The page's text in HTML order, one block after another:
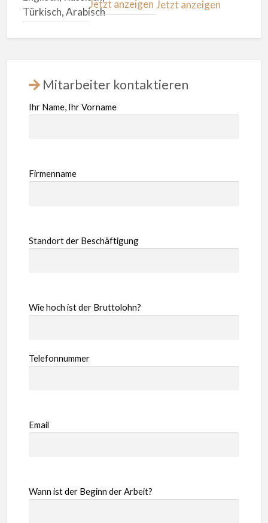
Türkisch, Arabisch
Jetzt anzeigen Jetzt anzeigen
Mitarbeiter kontaktieren
Ihr Name, Ihr Vorname
Firmenname
Standort der Beschäftigung
Wie hoch ist der Bruttolohn?
Telefonnummer
Email
Wann ist der Beginn der Arbeit?